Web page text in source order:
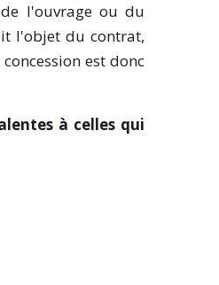
l'ouvrage ou du
l'objet du contrat,
est donc
à celles qui